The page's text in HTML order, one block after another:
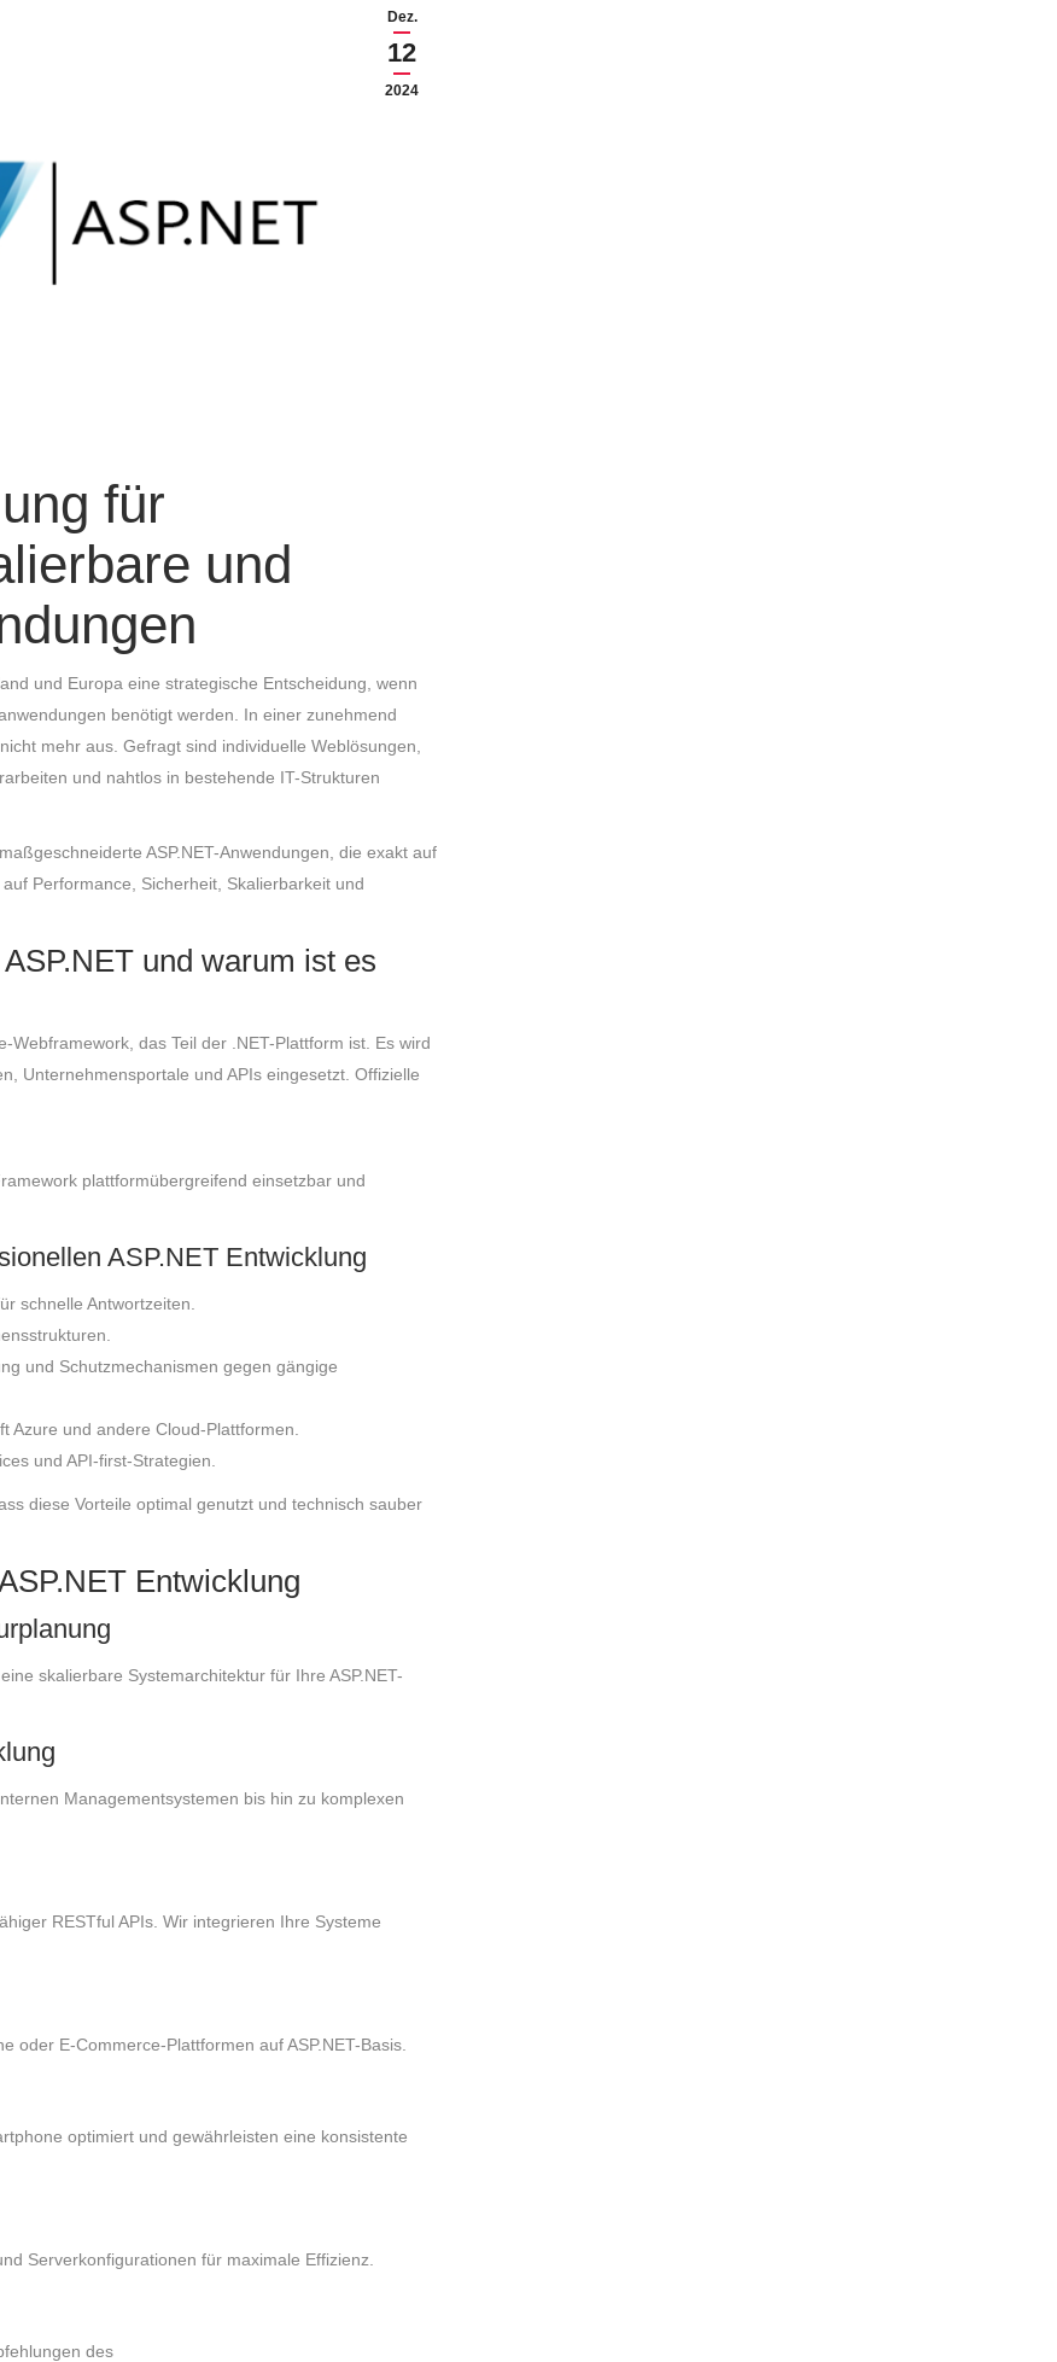
Dez.
12
2024
für
und
und Europa eine strategische Entscheidung, wenn
benötigt werden. In einer zunehmend
mehr aus. Gefragt sind individuelle Weblösungen,
und nahtlos in bestehende IT-Strukturen
ASP.NET-Anwendungen, die exakt auf
Performance, Sicherheit, Skalierbarkeit und
und warum ist es
das Teil der .NET-Plattform ist. Es wird
Unternehmensportale und APIs eingesetzt. Offizielle
plattformübergreifend einsetzbar und
ASP.NET Entwicklung
schnelle Antwortzeiten.
und Schutzmechanismen gegen gängige
Azure und andere Cloud-Plattformen.
und API-first-Strategien.
diese Vorteile optimal genutzt und technisch sauber
Entwicklung
skalierbare Systemarchitektur für Ihre ASP.NET-
Managementsystemen bis hin zu komplexen
RESTful APIs. Wir integrieren Ihre Systeme
oder E-Commerce-Plattformen auf ASP.NET-Basis.
optimiert und gewährleisten eine konsistente
Serverkonfigurationen für maximale Effizienz.
des